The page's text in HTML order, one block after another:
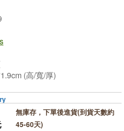
(高/寬/厚)
無庫存，下單後進貨(到貨天數約
45-60天)